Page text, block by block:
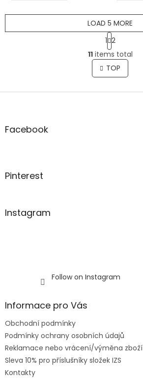
L
i
s
t
LOAD 5 MORE
P
a
g
i
n
a
i
1 2
11items total
TOP
F
Facebook
Pinterest
Instagram
Follow on Instagram
Informace pro Vás
Obchodní podmínky
Podmínky ochrany osobních údajů
Reklamace nebo vrácení/výměna zboží
Sleva 10% pro příslušníky složek IZS
Kontakty